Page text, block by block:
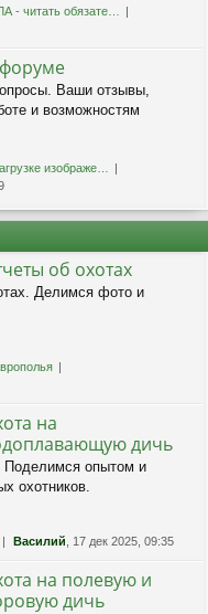
читать обязате…
Ваши отзывы,
и возможностям
изображе…
об охотах
Делимся фото и
на
дичь
опытом и
охотников.
Василий , 17 дек 2025, 09:35
на полевую и
дичь